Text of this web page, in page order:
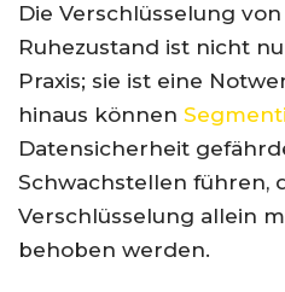
Die Verschlüsselung
Ruhezustand ist nicht
Praxis; sie ist eine
hinaus können
Datensicherheit
Schwachstellen führen,
Verschlüsselung allein
behoben werden.